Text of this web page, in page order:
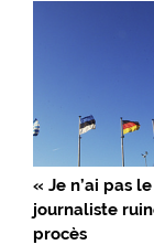
« Je n’ai pas
journaliste
procès